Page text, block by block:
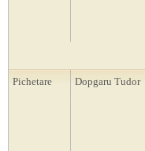
Pichetare Dopgaru Tudor